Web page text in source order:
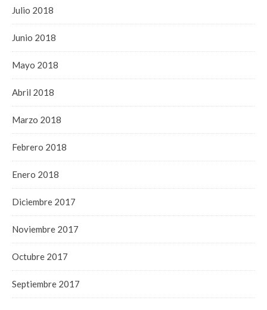
Julio 2018
Junio 2018
Mayo 2018
Abril 2018
Marzo 2018
Febrero 2018
Enero 2018
Diciembre 2017
Noviembre 2017
Octubre 2017
Septiembre 2017